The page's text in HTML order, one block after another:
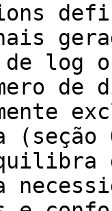
de log
de
(seção